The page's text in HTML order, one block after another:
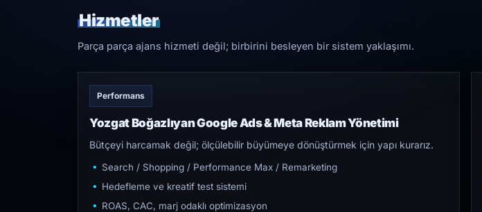
Hizmetler
Parça parça ajans hizmeti değil; birbirini besleyen bir sistem yaklaşımı.
Performans
Yozgat Boğazlıyan Google Ads & Meta Reklam Yönetimi
Bütçeyi harcamak değil; ölçülebilir büyümeye dönüştürmek için yapı kurarız.
Search / Shopping / Performance Max / Remarketing
Hedefleme ve kreatif test sistemi
ROAS, CAC, marj odaklı optimizasyon